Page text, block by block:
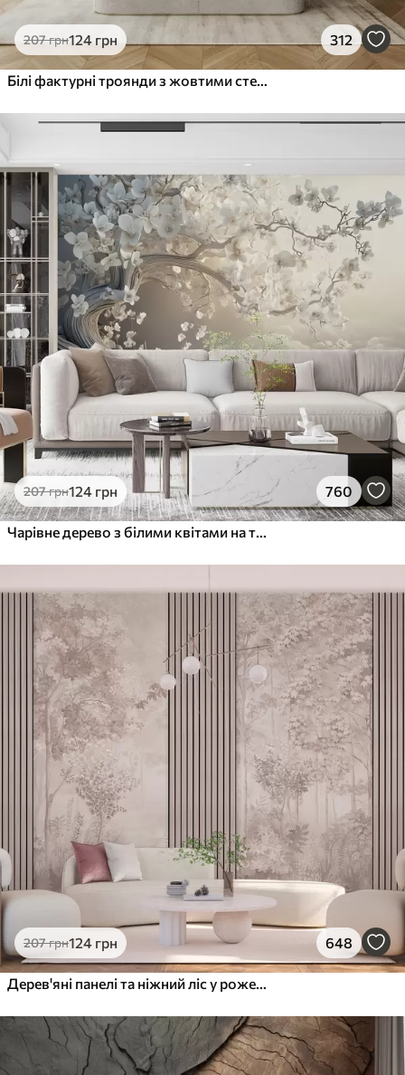
207грн124 грн 312
207грн124 грн 760
207грн124 грн 648